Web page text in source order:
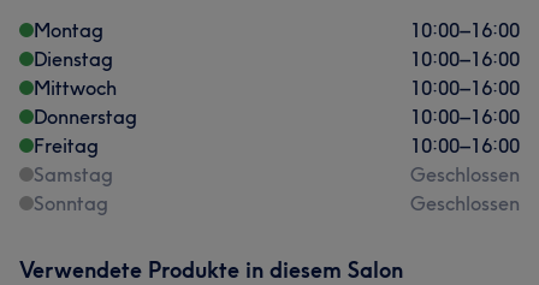
Montag 10:00–16:00
Dienstag
10:00–16:00
Mittwoch
10:00–16:00
Donnerstag
10:00–16:00
Freitag
10:00–16:00
Samstag
Geschlossen
Sonntag
Geschlossen
Verwendete Produkte in diesem Salon